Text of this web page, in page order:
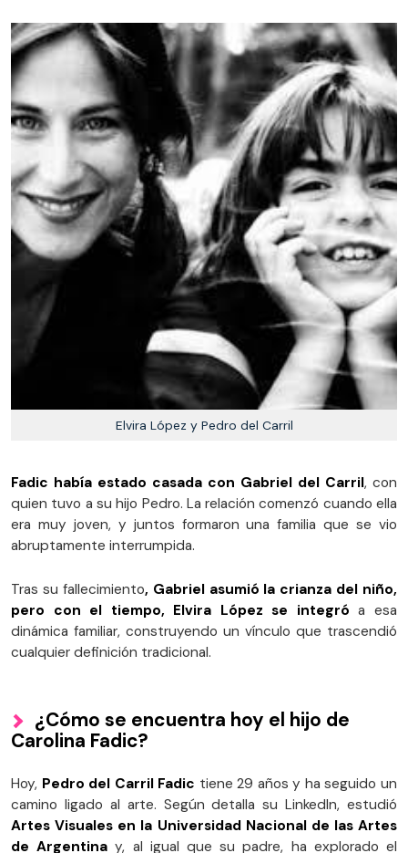
Elvira López y Pedro del Carril
Fadic había estado casada con Gabriel del Carril, con
quien tuvo a su hijo Pedro. La relación comenzó cuando ella
era muy joven, y juntos formaron una familia que se vio
abruptamente interrumpida.
Tras su fallecimiento, Gabriel asumió la crianza del niño,
pero con el tiempo, Elvira López se integróa esa
dinámica familiar, construyendo un vínculo que trascendió
cualquier definición tradicional.
¿Cómo se encuentra hoy el hijo de
Carolina Fadic?
Hoy, Pedro del Carril Fadic tiene 29 años y ha seguido un
camino ligado al arte. Según detalla su LinkedIn, estudió
Artes Visuales en la Universidad Nacional de las Artes
de Argentina y, al igual que su padre, ha explorado el